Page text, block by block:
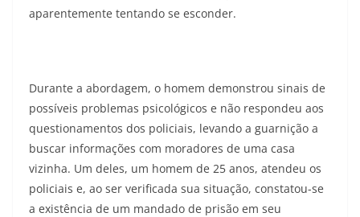
aparentemente tentando se esconder.
Durante a abordagem, o homem demonstrou sinais de
possíveis problemas psicológicos e não respondeu aos
questionamentos dos policiais, levando a guarnição a
buscar informações com moradores de uma casa
vizinha. Um deles, um homem de 25 anos, atendeu os
policiais e, ao ser verificada sua situação, constatou-se
a existência de um mandado de prisão em seu